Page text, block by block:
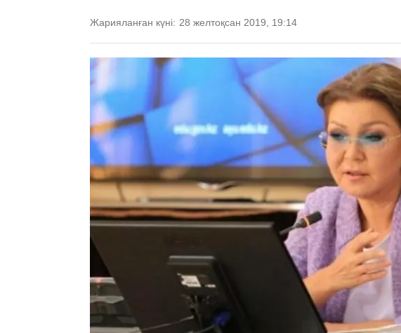
Жарияланған күні: 28 желтоқсан 2019, 19:14